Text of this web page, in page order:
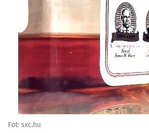
Fot: sxc.hu